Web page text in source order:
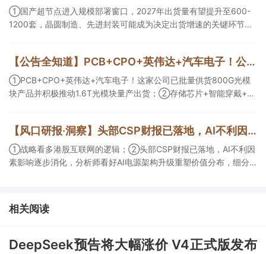
①国产超节点进入规模部署窗口，2027年出货量有望提升至600-
1200套，晶圆制造、先进封装可能成为决定出货增速的关键环节；
换芯片已经由送样验证逐步进入小批量应用，中低速率产品替代有
望加快，400G、800G产品正进入认证和导入阶段。
【公告全知道】PCB+CPO+英伟达+汽车电子！公司已批量供货800G光模块
①PCB+CPO+英伟达+汽车电子！这家公司已批量供货800G光模
块产品并积极推动1.6T光模块量产出货；②存储芯片+智能穿戴+华
【风口研报·洞察】头部CSP财报已落地，AI不利因素影响逐步消化，分析师看好AI电源架构升级重塑价值分布，细分龙头迈入放量验证阶段；战略看多港股互联网的逻辑
①战略看多港股互联网的逻辑；②头部CSP财报已落地，AI不利因
素影响逐步消化，分析师看好AI电源架构升级重塑价值分布，细分
智能获新财富分析师深度覆盖；④在个股机构关注度排行中，华峰
化学首次上榜，前五名依次为东鹏饮料>药明康德>百润股份>华峰
相关阅读
DeepSeek预告将大幅涨价 V4正式版发布